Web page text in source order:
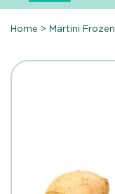
Home >Martini Frozen